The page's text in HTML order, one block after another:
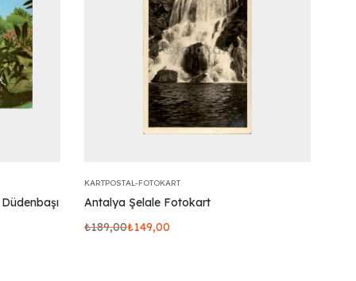
KARTPOSTAL-FOTOKART
Antalya Şelale Fotokart
₺189,00₺149,00